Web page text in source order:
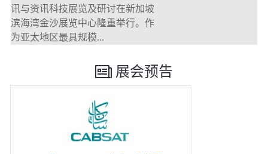
讯与资讯科技展览及研讨在新加坡
滨海湾金沙展览中心隆重举行。作
为亚太地区最具规模...
展会预告